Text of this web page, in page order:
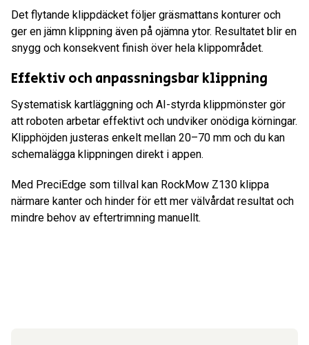
Det flytande klippdäcket följer gräsmattans konturer och
ger en jämn klippning även på ojämna ytor. Resultatet blir en
snygg och konsekvent finish över hela klippområdet.
Effektiv och anpassningsbar klippning
Systematisk kartläggning och AI-styrda klippmönster gör
att roboten arbetar effektivt och undviker onödiga körningar.
Klipphöjden justeras enkelt mellan 20–70 mm och du kan
schemalägga klippningen direkt i appen.
Med PreciEdge som tillval kan RockMow Z130 klippa
närmare kanter och hinder för ett mer välvårdat resultat och
mindre behov av eftertrimning manuellt.